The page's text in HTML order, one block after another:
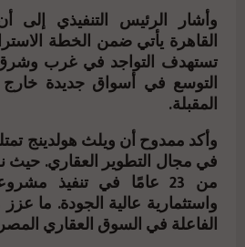
وأشار الرئيس التنفيذي
القاهرة يأتي ضمن الخطة
تستهدف التواجد في غرب وشرق
التوسع في أسواق جديدة
المقبلة.
وأكد ممدوح أن ويلث هولدينج
في مجال التطوير العقاري.
من 23 عامًا في تنفيذ
واستثمارية عالية الجودة. ما عزز
الفاعلة في السوق العقاري